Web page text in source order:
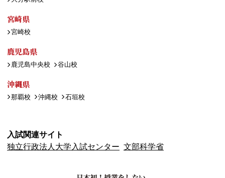
宮崎県
宮崎校
鹿児島県
鹿児島中央校 谷山校
沖縄県
那覇校 沖縄校 石垣校
入試関連サイト
独立行政法人大学入試センター 文部科学省